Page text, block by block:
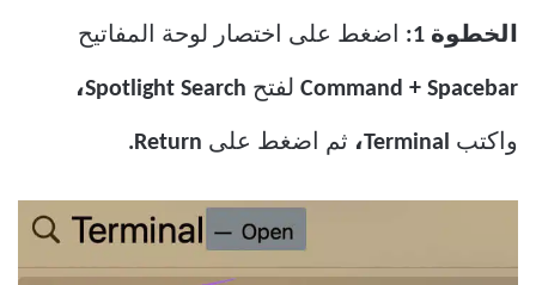
الخطوة 1: اضغط على اختصار لوحة المفاتيح
Command + Spacebar لفتح Spotlight Search،
واكتب Terminal، ثم اضغط على Return.